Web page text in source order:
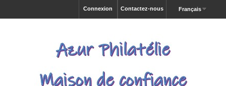
Français
Contactez-nous
Connexion